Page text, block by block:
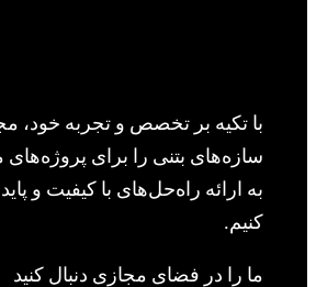
با تکیه بر تخصص و تجربه خود،
سازه‌های بتنی را برای
به ارائه راه‌حل‌های با کیفیت و
کنیم.
ما را در فضای مجازی دنبال کنید